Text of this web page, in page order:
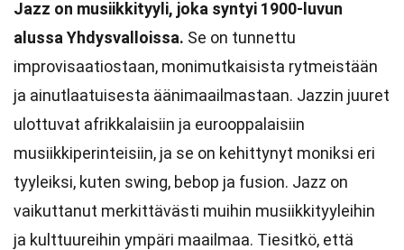
Jazz on musiikkityyli, joka syntyi 1900-luvun
alussa Yhdysvalloissa. Se on tunnettu
improvisaatiostaan, monimutkaisista rytmeistään
ja ainutlaatuisesta äänimaailmastaan. Jazzin juuret
ulottuvat afrikkalaisiin ja eurooppalaisiin
musiikkiperinteisiin, ja se on kehittynyt moniksi eri
tyyleiksi, kuten swing, bebop ja fusion. Jazz on
vaikuttanut merkittävästi muihin musiikkityyleihin
ja kulttuureihin ympäri maailmaa. Tiesitkö, että